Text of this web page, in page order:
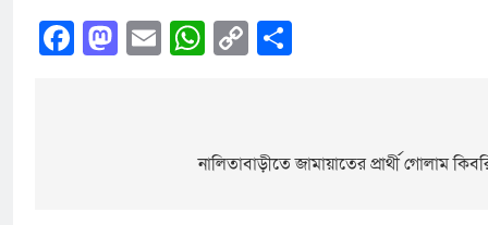
Facebook
Mastodon
EmailWhatsApp
Copy
নালিতাবাড়ীতে জামায়াতের প্রার্থী গোলাম